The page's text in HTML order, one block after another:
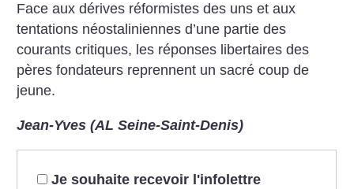
Face aux dérives réformistes des uns et aux
tentations néostaliniennes d’une partie des
courants critiques, les réponses libertaires des
pères fondateurs reprennent un sacré coup de
jeune.
Jean-Yves (AL Seine-Saint-Denis)
Je souhaite recevoir l'infolettre